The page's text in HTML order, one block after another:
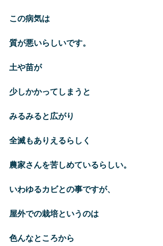
この病気は
質が悪いらしいです。
土や苗が
少しかかってしまうと
みるみると広がり
全滅もありえるらしく
農家さんを苦しめているらしい。
いわゆるカビとの事ですが、
屋外での栽培というのは
色んなところから